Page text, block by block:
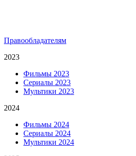
Правообладателям
2023
Фильмы 2023
Сериалы 2023
Мультики 2023
2024
Фильмы 2024
Сериалы 2024
Мультики 2024